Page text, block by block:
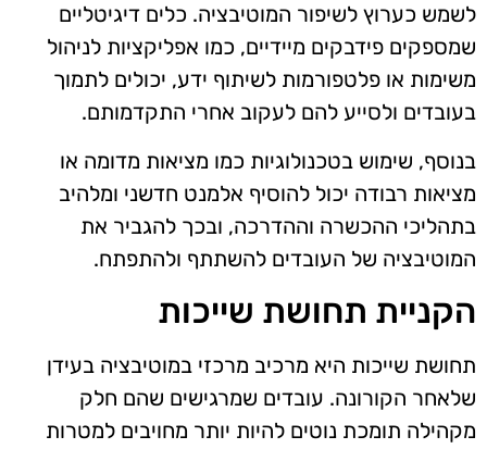
לשמש כערוץ לשיפור המוטיבציה. כלים דיגיטליים
שמספקים פידבקים מיידיים, כמו אפליקציות לניהול
משימות או פלטפורמות לשיתוף ידע, יכולים לתמוך
בעובדים ולסייע להם לעקוב אחרי התקדמותם.
בנוסף, שימוש בטכנולוגיות כמו מציאות מדומה או
מציאות רבודה יכול להוסיף אלמנט חדשני ומלהיב
בתהליכי ההכשרה וההדרכה, ובכך להגביר את
המוטיבציה של העובדים להשתתף ולהתפתח.
הקניית תחושת שייכות
תחושת שייכות היא מרכיב מרכזי במוטיבציה בעידן
שלאחר הקורונה. עובדים שמרגישים שהם חלק
מקהילה תומכת נוטים להיות יותר מחויבים למטרות